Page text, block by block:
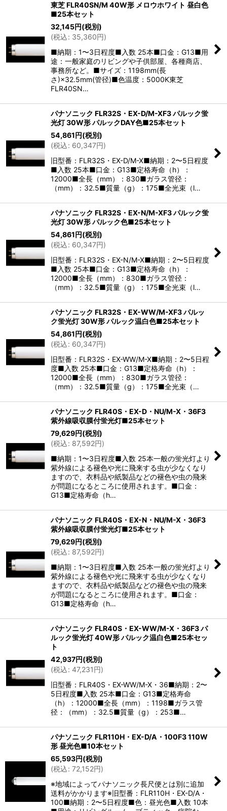
東芝 FLR40SN/M 40W形 メロウホワイト 昼白色
■25本セット
32,145円(税別)
(税込: 35,360円)
■納期：1〜3日程度■入数 25本■口金：G13■用
途：一般家庭のリビングや子供部屋、各種商店、
事務所など。■サイズ：1198mm(長
さ)×32.5mm(管径)■色温度：5000K東芝
FLR40SN…
パナソニック FLR32S・EX-D/M-XF3 パルック蛍
光灯 30W形 パルックDAY色■25本セット
54,861円(税別)
(税込: 60,347円)
旧型番：FLR32S・EX-D/M-X■納期：2〜5日程度
■入数 25本■口金：G13■定格寿命（h）：
12000■全長（mm）：830■ガラス管径：
（mm）：32.5■質量（g）：175■全光束（l…
パナソニック FLR32S・EX-N/M-XF3 パルック蛍
光灯 30W形 パルック色■25本セット
54,861円(税別)
(税込: 60,347円)
旧型番：FLR32S・EX-N/M-X■納期：2〜5日程度
■入数 25本■口金：G13■定格寿命（h）：
12000■全長（mm）：830■ガラス管径：
（mm）：32.5■質量（g）：175■全光束（l…
パナソニック FLR32S・EX-WW/M-XF3 パルッ
ク蛍光灯 30W形 パルック温白色■25本セット
54,861円(税別)
(税込: 60,347円)
旧型番：FLR32S・EX-WW/M-X■納期：2〜5日程
度■入数 25本■口金：G13■定格寿命（h）：
12000■全長（mm）：830■ガラス管径：
（mm）：32.5■質量（g）：175■全光束（…
パナソニック FLR40S・EX-D・NU/M-X・36F3
紫外線吸収膜付蛍光灯■25本セット
79,629円(税別)
(税込: 87,592円)
■納期：1〜3日程度■入数 25本一般の蛍光灯より
紫外線による褪色や光に飛来する虫が少なくなり
ますので、衣料品や紙製品などの褪色や虫の飛来
が問題になるところに使用されます。■口金：
G13■定格寿命（h…
パナソニック FLR40S・EX-N・NU/M-X・36F3
紫外線吸収膜付蛍光灯■25本セット
79,629円(税別)
(税込: 87,592円)
■納期：1〜3日程度■入数 25本一般の蛍光灯より
紫外線による褪色や光に飛来する虫が少なくなり
ますので、衣料品や紙製品などの褪色や虫の飛来
が問題になるところに使用されます。■口金：
G13■定格寿命（h…
パナソニック FLR40S・EX-WW/M-X・36F3 パ
ルック蛍光灯 40W形 パルック温白色■25本セッ
ト
42,937円(税別)
(税込: 47,231円)
旧型番：FLR40S・EX-WW/M-X・36■納期：2〜
5日程度■入数 25本■口金：G13■定格寿命
（h）：12000■全長（mm）：1198■ガラス管
径：（mm）：32.5■質量（g）：253■…
パナソニック FLR110H・EX-D/A・100F3 110W
形 昼光色■10本セット
65,593円(税別)
(税込: 72,152円)
※地域によってパナソニック長尺便とは別に追加
送料がかかります※旧型番：FLR110H・EX-D/A・
100■納期：2〜5日程度■色：昼光色■入数 10本